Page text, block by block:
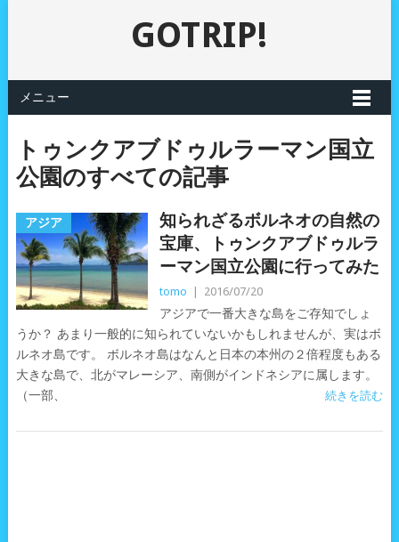
GOTRIP!
メニュー
トゥンクアブドゥルラーマン国立
公園のすべての記事
アジア
知られざるボルネオの自然の
宝庫、トゥンクアブドゥルラ
ーマン国立公園に行ってみた
tomo 2016/07/20
アジアで一番大きな島をご存知でしょ
うか？ あまり一般的に知られていないかもしれませんが、実はボ
ルネオ島です。 ボルネオ島はなんと日本の本州の２倍程度もある
大きな島で、北がマレーシア、南側がインドネシアに属します。
（一部、
続きを読む